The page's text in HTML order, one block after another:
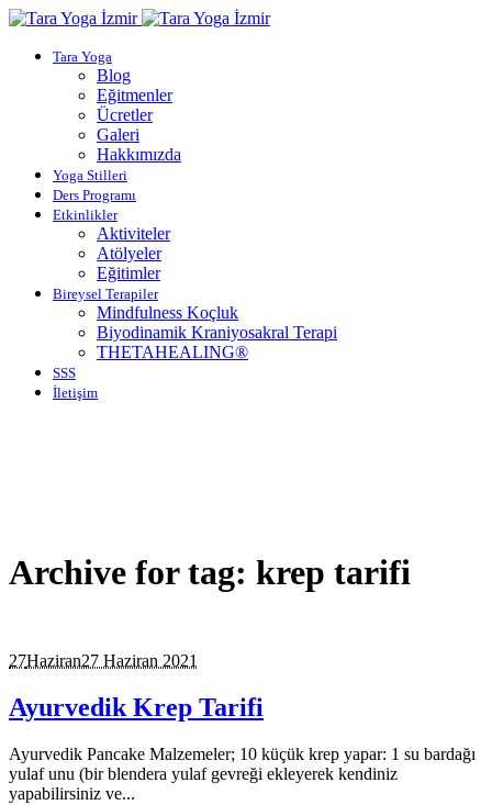
Tara Yoga
Blog
Eğitmenler
Ücretler
Galeri
Hakkımızda
Yoga Stilleri
Ders Programı
Etkinlikler
Aktiviteler
Atölyeler
Eğitimler
Bireysel Terapiler
Mindfulness Koçluk
Biyodinamik Kraniyosakral Terapi
THETAHEALING®
SSS
İletişim
Archive for tag: krep tarifi
27Haziran27 Haziran 2021
Ayurvedik Krep Tarifi
Ayurvedik Pancake Malzemeler; 10 küçük krep yapar: 1 su bardağı
yulaf unu (bir blendera yulaf gevreği ekleyerek kendiniz
yapabilirsiniz ve...